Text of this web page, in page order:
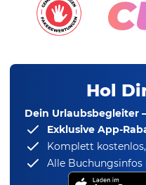
Hol
Dein Urlaubsbegleiter
Exklusive App-
Komplett kostenlos,
Alle